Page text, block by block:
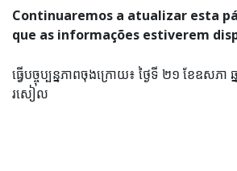
Continuaremos a atualizar esta
que as informações estiverem
ធ្វើបច្ចុប្បន្នភាពចុងក្រោយ៖ ថ្ងៃទី ២១ ខែឧសភា
រសៀល